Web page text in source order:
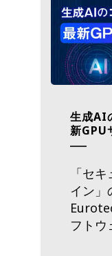
生成AI
新GPU
「セ
イン」
フトウ